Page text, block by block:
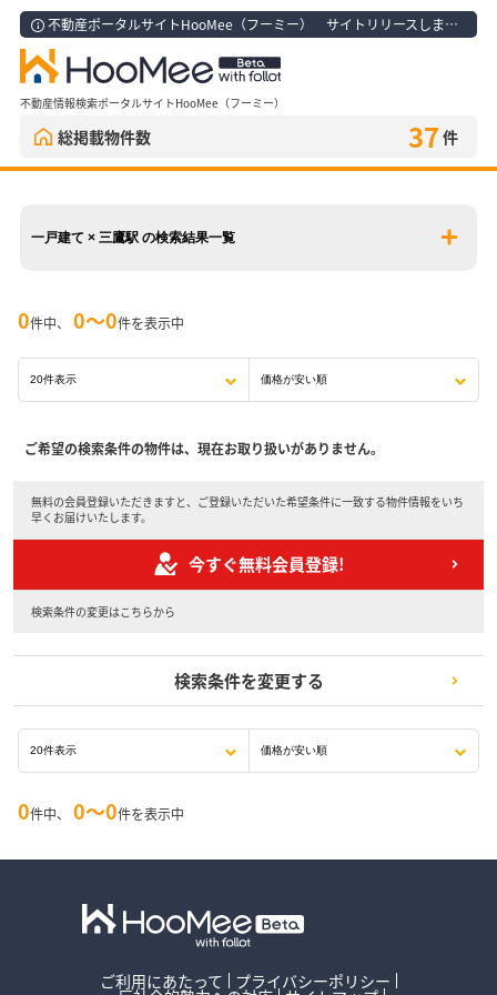
不動産ポータルサイトHooMee（フーミー） サイトリリースしました！
不動産情報検索ポータルサイトHooMee（フーミー）
総掲載物件数 37 件
一戸建て × 三鷹駅 の検索結果一覧
0件中、 0〜0件を表示中
ご希望の検索条件の物件は、現在お取り扱いがありません。
無料の会員登録いただきますと、ご登録いただいた希望条件に一致する物件情報をいち
早くお届けいたします。
今すぐ無料会員登録!
検索条件の変更はこちらから
検索条件を変更する
0件中、 0〜0件を表示中
ご利用にあたって プライバシーポリシー